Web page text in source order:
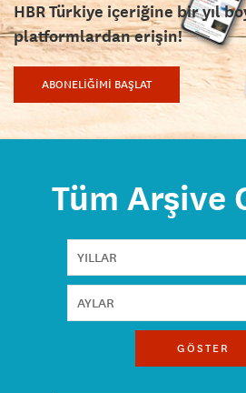
HBR Türkiye içeriğine bir yıl
platformlardan erişin!
ABONELİĞİMİ BAŞLAT
Tüm Arşive
GÖSTER